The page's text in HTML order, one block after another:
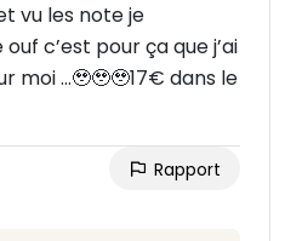
vu les note je
c’est pour ça que j’ai
moi …🥹🥹🥹17€ dans le
Rapport